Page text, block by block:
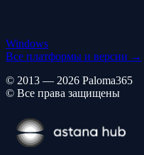
Windows
Все платформы и версии →
© 2013 — 2026 Paloma365
© Все права защищены